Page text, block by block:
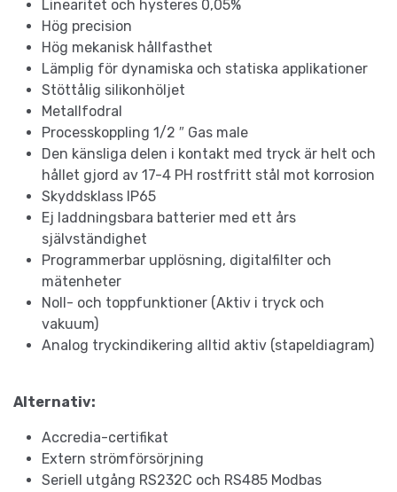
Linearitet och hysteres 0,05%
Hög precision
Hög mekanisk hållfasthet
Lämplig för dynamiska och statiska applikationer
Stöttålig silikonhöljet
Metallfodral
Processkoppling 1/2 ″ Gas male
Den känsliga delen i kontakt med tryck är helt och
hållet gjord av 17-4 PH rostfritt stål mot korrosion
Skyddsklass IP65
Ej laddningsbara batterier med ett års
självständighet
Programmerbar upplösning, digitalfilter och
mätenheter
Noll- och toppfunktioner (Aktiv i tryck och
vakuum)
Analog tryckindikering alltid aktiv (stapeldiagram)
Alternativ:
Accredia-certifikat
Extern strömförsörjning
Seriell utgång RS232C och RS485 Modbas